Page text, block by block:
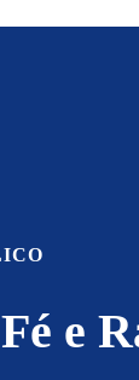
e